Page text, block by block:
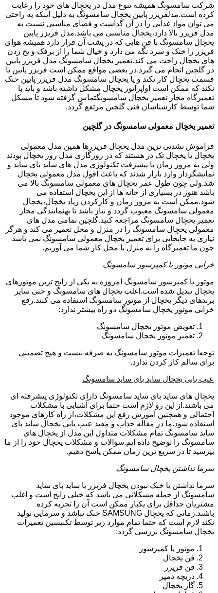
شرکت سامسونگ همیشه تنوع مدل در یخچال های خود را رعایت
کرده است.مدلفریزر پایین یخچال سامسونگ به دلیل اینکه به راحتی
می توان مواد غذایی را در آن گذاشت و فضای مناسبی نسبت به
مدل فریزر بالا دارد،یخچال مناسبی می باشد.مدل فریزر پایین
یخچال سامسونگ با فن هایی که در پشت آن قرار دارد همیشه هوای
فریزر را خنک و سرد نگه می دارد و خیال شما را از برفک و یخ زدن
های یخچال راحت می کند.تعمیر یخچال سامسونگ مدل فریزر پایین
در گلچین انجام می گیرد.در بعضی مواقع ممکن است فریزر پایین یا
قسمت یخچال کار نکند و یا یخچال سامسونگ مدل فریزر پایین خنک
نکند که ممکن است اواپراتور یخچال مشکل داشته باشد و باید با
تعمیرگاه مجاز تعمیر یخچال سامسونگتماس گرفته شود تا مشکل
شما توسط کارشناسان فنی گلچین مرتفع گردد.
تعمیر یخچال معمولی سامسونگ در گلچین
فراموش نشدنی ترین مدل یخچال فریزرها همین مدل معمولی
یخچال یا یخچال تک در هستند که در روزگاری مدل روز یخچال بودند
ولی به مرور زمان با پیشرفت تکنولوژی مدل های ساید بای ساید و
نمایشگردار وارد بازار شدند که باعث افول مدل معمولی یخچال
شد.ولی چون طول عمر یخچال های معمولی سامسونگ بالا می
باشد هنوز در بسیاری از خانه ها از این یخچال استفاده می
شود.ممکن است به مرور زمان و کارکردن زیاد یخچال،یخچال
معمولی سامسونگ معیوب گردد و نیاز باشد تا بهنمایندگی مجاز
تعمیر یخچال سامسونگ مراجعه کنید.گلچین تمامی مدل های
معمولی یخچال سامسونگ را در منزل و محل تعمیر می کند و هرگز
نیازی به جابجایی برای تعمیر یخچال معمولی سامسونگ نمی باشد
چون ما تعمیرگاه را به منزل یا محل کار شما می آوریم.
خرابی موتور یا کمپرسور سامسونگ
موتور یا کمپرسور سامسونگ امروزه به یکی از رایج ترین موتورهای
یخچال تبدیل شده است.اغلب یخچال های سامسونگ و حتی سایر
برندهای دیگر یخچال از موتور سامسونگ استفاده می کنند.رفع
خرابی موتور یخچال سامسونگ دو راه بیشتر ندارد:
تعویض موتور یخچال سامسونگ
تعمیر موتور یخچال سامسونگ
توجه! تعمیرات موتور سامسونگ به صرفه نیست و هیچ تضمینی
برای سالم کار کردن ندارد.
عیب یابی یخچال ساید بای ساید سامسونگ
یخچال های ساید بای ساید سامسونگ دارای تکنولوژی پیشرفته ای
می باشند.از این رو لازم است حتما برای آشنایی با مشکلات
احتمالی و همچنین آموزش رفع این مشکلات،از راه کارهای موجود
استفاده شود.ما در مقاله جذاب و مفید عیب یابی یخچال ساید بای
ساید سامسونگ تمام مشکلات متداول این مدل از یخچال های
سامسونگ را توضیح داده ایم.سوالات و مشکلات یخچال خود را از ما
بپرسید تا در سریع ترین زمان ممکن پاسخ دهیم.
سرما نداشتن یخچال سامسونگ
سرما نداشتن یا خنک نبودن یخچال فریزر یا ساید بای ساید
سامسونگ از جمله مشکلاتی می باشد که خیلی رایج است و اغلب
مشتریان حداقل برای یکبار ممکن است آن را تجربه کرده
باشند.زمانی که یخچال SAMSUNG خنک نباشد و سرمایی تولید
نکند لازم است که حتما تمام موارد زیر توسط تکنیسین تعمیرات
یخچال سامسونگ بررسی گردد:
موتور یا کمپرسور
فن یخچال
فن فریزر
دریچه دمپر
گاز یخچال